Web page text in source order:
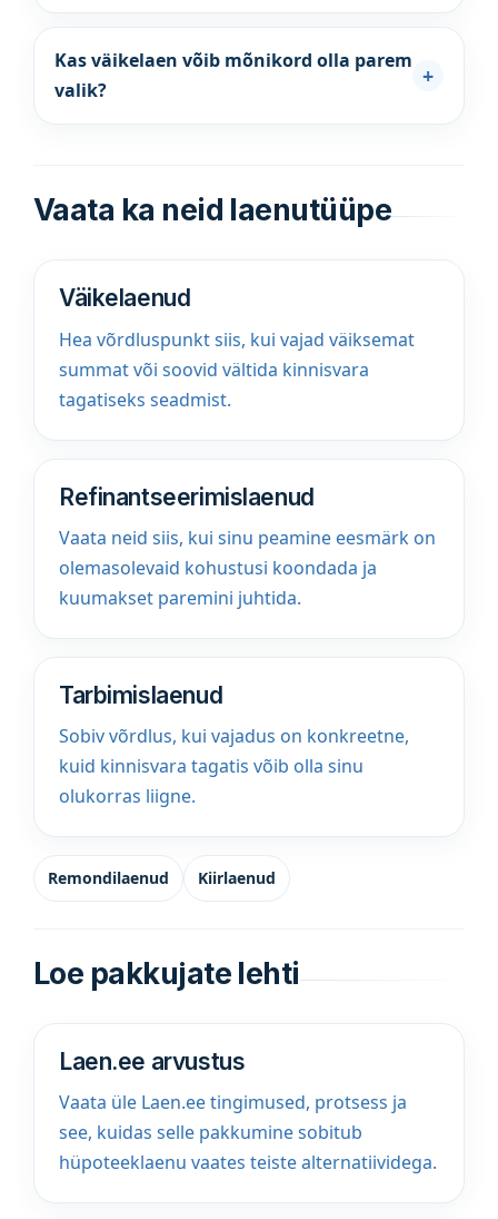
Kas väikelaen võib mõnikord olla parem
valik?
Vaata ka neid laenutüüpe
Väikelaenud
Hea võrdluspunkt siis, kui vajad väiksemat
summat või soovid vältida kinnisvara
tagatiseks seadmist.
Refinantseerimislaenud
Vaata neid siis, kui sinu peamine eesmärk on
olemasolevaid kohustusi koondada ja
kuumakset paremini juhtida.
Tarbimislaenud
Sobiv võrdlus, kui vajadus on konkreetne,
kuid kinnisvara tagatis võib olla sinu
olukorras liigne.
Remondilaenud Kiirlaenud
Loe pakkujate lehti
Laen.ee arvustus
Vaata üle Laen.ee tingimused, protsess ja
see, kuidas selle pakkumine sobitub
hüpoteeklaenu vaates teiste alternatiividega.